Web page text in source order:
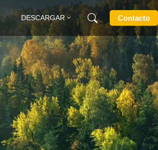
DESCARGAR Contacto
English
Français
Deutsch
Русский